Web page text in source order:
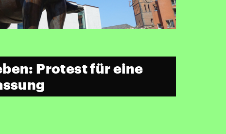
Protest für eine